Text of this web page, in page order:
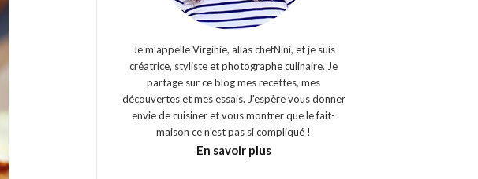
Je m’appelle Virginie, alias chefNini, et je suis
créatrice, styliste et photographe culinaire. Je
partage sur ce blog mes recettes, mes
découvertes et mes essais. J'espère vous donner
envie de cuisiner et vous montrer que le fait-
maison ce n'est pas si compliqué !
En savoir plus